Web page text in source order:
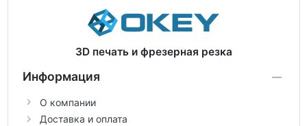
3D печать и фрезерная резка
Информация
О компании
Доставка и оплата